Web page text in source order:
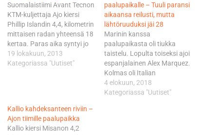
Suomalaistiimi Avant Tecnon
KTM-kuljettaja Ajo kiersi
Phillip Islandin 4,4, kilometrin
mittaisen radan yhteensä 18
kertaa. Paras aika syntyi jo
neljännellä kierroksella. -
Tuosta aika-ajosta ei jää
Perjantain harjoituksissa
parhaimmillaan
yhdeksänneksi yltäneen Ajon
19 lokakuun, 2013
Kategoriassa "Uutiset"
paalupaikalle – Tuuli paransi
aikaansa reilusti, mutta
lähtöruuduksi jäi 28
Marinin kanssa
paalupaikasta oli tiukka
taistelu. Lopulta toiseksi ajoi
espanjalainen Alex Marquez.
Kolmas oli Italian
veteraanikuljettaja Mattia
Pasini. Niki Tuuli joutui
4 elokuun, 2018
Kategoriassa "Uutiset"
Kallio kahdeksanteen riviin –
Ajon tiimille paalupaikka
Kallio kiersi Misanon 4,2